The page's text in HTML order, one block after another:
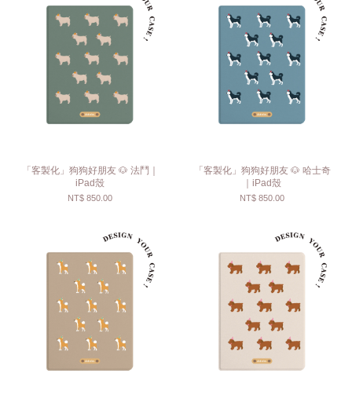
「客製化」狗狗好朋友 🐶 法鬥｜
iPad殼
NT$ 850.00
「客製化」狗狗好朋友 🐶 哈士奇
｜iPad殼
NT$ 850.00